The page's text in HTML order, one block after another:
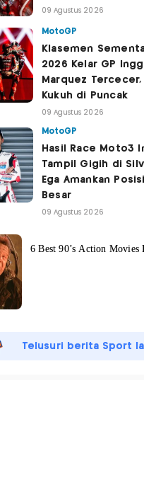
09 Agustus 2026
MotoGP
Klasemen
2026 Kelar GP
Marquez
Kukuh di Puncak
09 Agustus 2026
MotoGP
Hasil Race Moto3
Tampil Gigih di
Ega Amankan
Besar
09 Agustus 2026
Telusuri berita Sport